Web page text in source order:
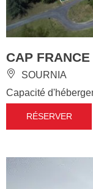
CAP
SOURNIA
Capacité
RÉSERVER